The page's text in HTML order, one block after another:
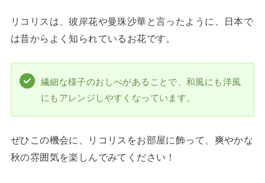
リコリスは、彼岸花や曼珠沙華と言ったように、日本で
は昔からよく知られているお花です。
繊細な様子のおしべがあることで、和風にも洋風
にもアレンジしやすくなっています。
ぜひこの機会に、リコリスをお部屋に飾って、爽やかな
秋の雰囲気を楽しんでみてください！